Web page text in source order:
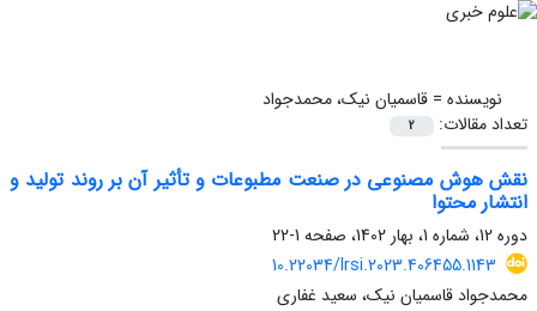
نویسنده =قاسمیان نیک، محمدجواد
تعداد مقالات:
2
نقش هوش مصنوعی در صنعت مطبوعات و تأثیر آن بر روند تولید و
انتشار محتوا
دوره 12، شماره 1، بهار 1402، صفحه
1-22
10.22034/lrsi.2023.406455.1143
محمدجواد قاسمیان نیک، سعید غفاری